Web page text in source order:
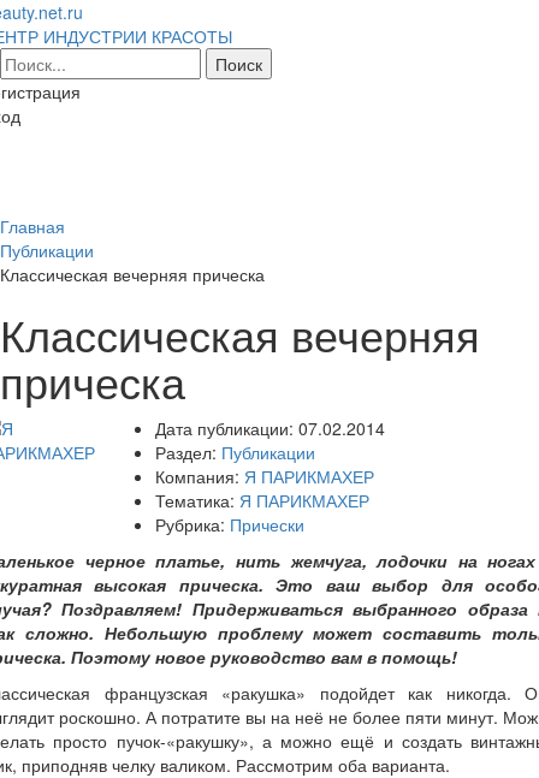
ИНДУСТРИИ КРАСОТЫ
Главная
Публикации
Классическая вечерняя прическа
Классическая вечерняя
прическа
Дата публикации: 07.02.2014
Раздел: Публикации
Компания: Я ПАРИКМАХЕР
Тематика: Я ПАРИКМАХЕР
Рубрика: Прически
черное платье, нить жемчуга, лодочки на
высокая прическа. Это ваш выбор для
Поздравляем! Придерживаться выбранного образа
сложно. Небольшую проблему может составить
Поэтому новое руководство вам в помощь!
французская «ракушка» подойдет как никогда.
роскошно. А потратите вы на неё не более пяти минут.
просто пучок-«ракушку», а можно ещё и создать
приподняв челку валиком. Рассмотрим оба варианта.